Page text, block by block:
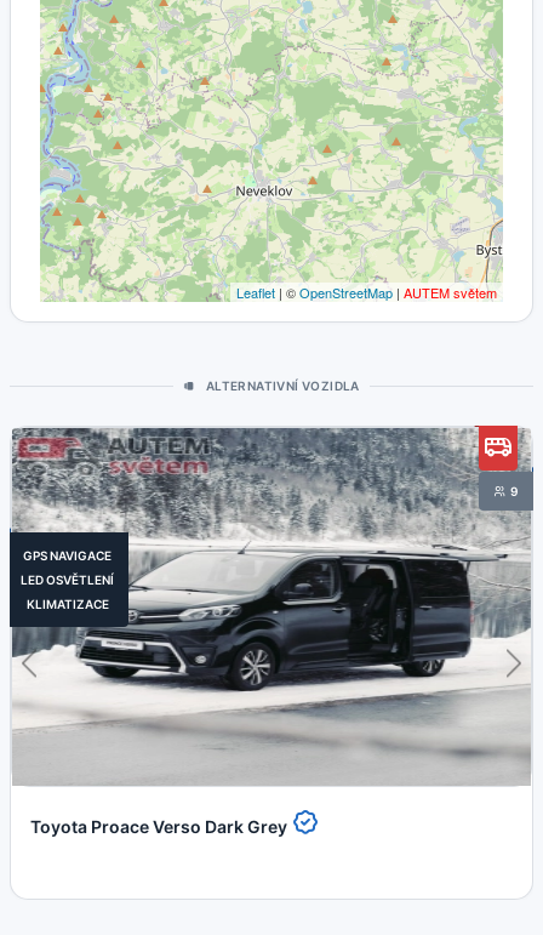
Leaflet | ©OpenStreetMap | AUTEM světem
ALTERNATIVNÍ VOZIDLA
Toyota Proace Verso Dark Grey
9
GPS NAVIGACE
LED OSVĚTLENÍ
KLIMATIZACE